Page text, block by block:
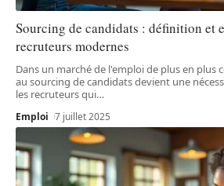
Sourcing de candidats : définition et
recruteurs modernes
Dans un marché de l'emploi de plus en plus
au sourcing de candidats devient une
les recruteurs qui…
Emploi 7 juillet 2025